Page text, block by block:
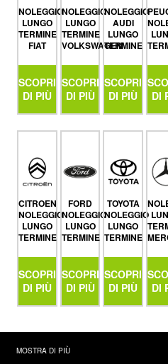
NOLEGGIO
LUNGO
TERMINE
FIAT
SCOPRI
DI PIÙ
NOLEGGIO
LUNGO
TERMINE
VOLKSWAGEN
SCOPRI
DI PIÙ
NOLEGGIO
AUDI
LUNGO
TERMINE
SCOPRI
DI PIÙ
DI
CITROEN
NOLEGGIO
LUNGO
TERMINE
SCOPRI
DI PIÙ
FORD
NOLEGGIO
LUNGO
TERMINE
SCOPRI
DI PIÙ
TOYOTA
NOLEGGIO
LUNGO
TERMINE
SCOPRI
DI PIÙ
DI
MOSTRA DI PIÙ